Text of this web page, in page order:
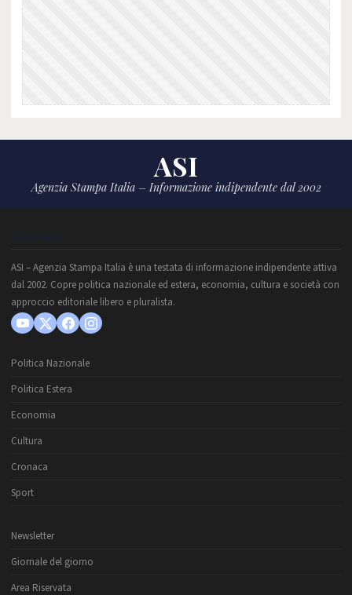
ASI
Agenzia Stampa Italia – Informazione indipendente dal 2002
CHI SIAMO
ASI – Agenzia Stampa Italia è una testata di informazione indipendente attiva
dal 2002. Copre politica nazionale ed estera, economia, cultura e società con
approccio editoriale libero e pluralista.
Politica Nazionale
Politica Estera
Economia
Cultura
Cronaca
Sport
Newsletter
Giornale del giorno
Area Riservata